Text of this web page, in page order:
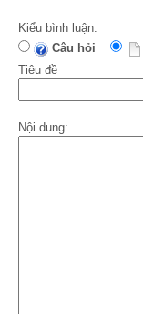
Kiểu bình luận:
Câu hỏi
Tiêu đề
Nội dung: